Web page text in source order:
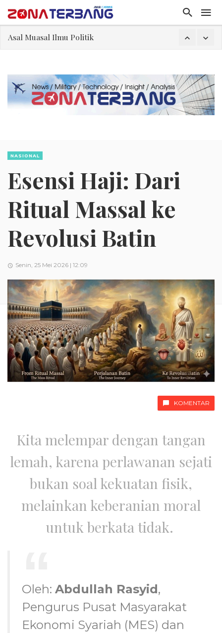
Dua Pesawat Nyaris Tabrakan di Haneda
Kedutaan Palestina Gelar Aksi Kerja Sukarela di Menteng sebagai Bentuk Terima Kasih kepada Indonesia
Sjafrie Sjamsoeddin: Jangan Sakiti Hati Rakyat
NASIONAL
Esensi Haji: Dari
Ritual Massal ke
Revolusi Batin
Senin, 25 Mei 2026 | 12:09
KOMENTAR
Kita melempar dengan tangan
lemah, karena perlawanan sejati
bukan soal kekuatan fisik,
melainkan keberanian moral
untuk berkata tidak.
Oleh: Abdullah Rasyid,
Pengurus Pusat Masyarakat
Ekonomi Syariah (MES) dan